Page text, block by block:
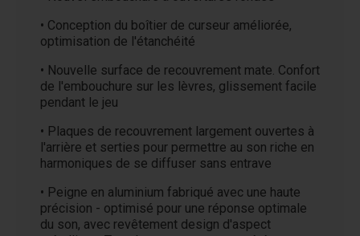
• Conception du boîtier de curseur améliorée,
optimisation de l'étanchéité
• Nouvelle surface de recouvrement mate. Confort
de l'embouchure sur les lèvres, glissement facile
pendant le jeu
• Plaques de recouvrement largement ouvertes à
l'arrière et serties pour permettre au son riche en
harmoniques de se diffuser sans entrave
• Peigne en aluminium fabriqué avec une haute
précision - optimisé pour une réponse optimale
du son, avec revêtement design d'aspect